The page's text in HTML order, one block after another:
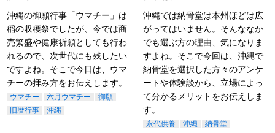
沖縄の御願行事「ウマチー」は
稲の収穫祭でしたが、今では商
売繁盛や健康祈願としても行わ
れるので、次世代にも残したい
ですよね。そこで今日は、ウマ
チーの拝み方をお伝えします。
ウマチー 六月ウマチー
御願
旧暦行事
沖縄
沖縄では納骨堂は本州ほどは広
がってはいません。そんななか
でも選ぶ方の理由、気になりま
すよね。そこで今回は、沖縄で
納骨堂を選択した方々のアンケ
ートや体験談から、立場によっ
て分かるメリットをお伝えしま
す。
永代供養 沖縄 納骨堂